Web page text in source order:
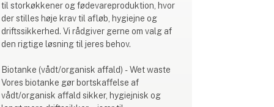
til storkøkkener og fødevareproduktion, hvor
der stilles høje krav til afløb, hygiejne og
driftssikkerhed. Vi rådgiver gerne om valg af
den rigtige løsning til jeres behov.
Biotanke (vådt/organisk affald) - Wet waste
Vores biotanke gør bortskaffelse af
vådt/organisk affald sikker, hygiejnisk og